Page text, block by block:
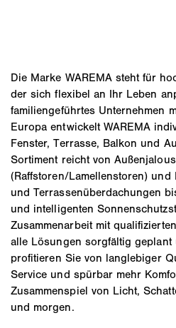
Die Marke WAREMA steht für
der sich flexibel an Ihr Leben
familiengeführtes Unternehmen
Europa entwickelt WAREMA
Fenster, Terrasse, Balkon und
Sortiment reicht von
(Raffstoren/Lamellenstoren)
und Terrassenüberdachungen
und intelligenten
Zusammenarbeit mit
alle Lösungen sorgfältig
profitieren Sie von langlebiger
Service und spürbar mehr
Zusammenspiel von Licht,
und morgen.